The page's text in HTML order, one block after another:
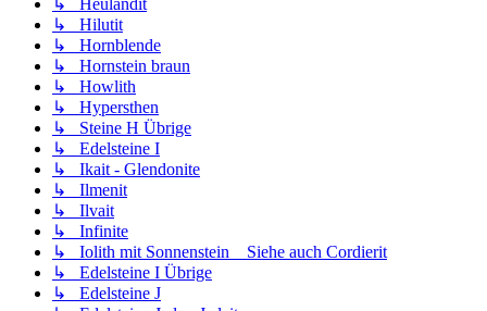
↳ Heulandit
↳ Hilutit
↳ Hornblende
↳ Hornstein braun
↳ Howlith
↳ Hypersthen
↳ Steine H Übrige
↳ Edelsteine I
↳ Ikait - Glendonite
↳ Ilmenit
↳ Ilvait
↳ Infinite
↳ Iolith mit Sonnenstein _ Siehe auch Cordierit
↳ Edelsteine I Übrige
↳ Edelsteine J